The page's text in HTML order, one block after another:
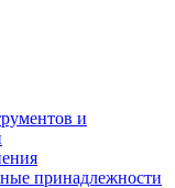
и
принадлежности